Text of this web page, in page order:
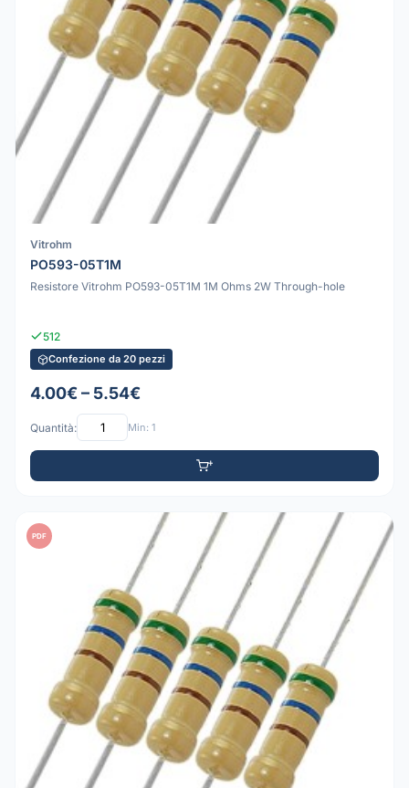
Vitrohm
PO593-05T1M
Resistore Vitrohm PO593-05T1M 1M Ohms 2W Through-hole
512
Confezione da 20 pezzi
4.00€ – 5.54€
Quantità: Min: 1
PDF